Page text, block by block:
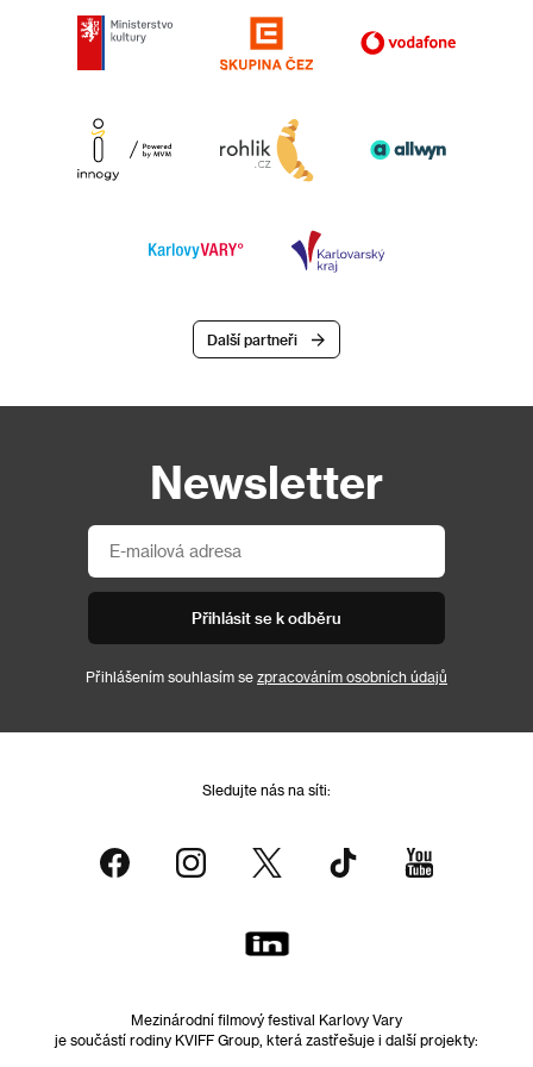
Další partneři
Newsletter
Přihlásit se k odběru
Přihlášením souhlasím se zpracováním osobních údajů
Sledujte nás na síti:
Mezinárodní filmový festival Karlovy Vary
je součástí rodiny KVIFF Group, která zastřešuje i další projekty: